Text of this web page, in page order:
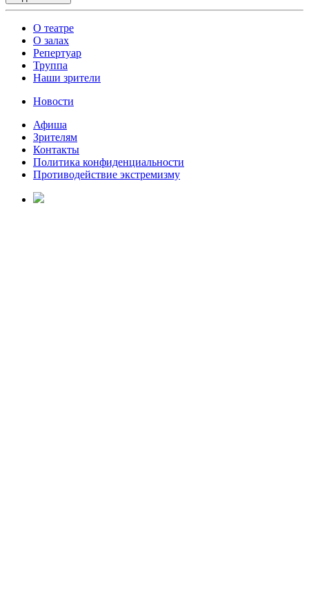
О театре
О залах
Репертуар
Труппа
Наши зрители
Новости
Афиша
Зрителям
Контакты
Политика конфиденциальности
Противодействие экстремизму